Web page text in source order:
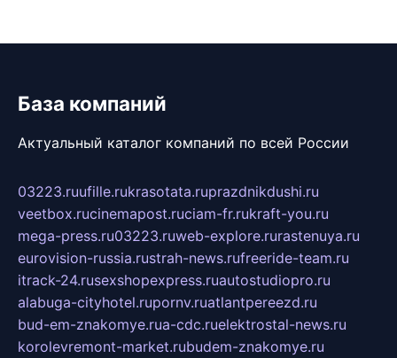
База компаний
Актуальный каталог компаний по всей России
03223.ruufille.rukrasotata.ruprazdnikdushi.ru
veetbox.rucinemapost.ruciam-fr.rukraft-you.ru
mega-press.ru03223.ruweb-explore.rurastenuya.ru
eurovision-russia.rustrah-news.rufreeride-team.ru
itrack-24.rusexshopexpress.ruautostudiopro.ru
alabuga-cityhotel.rupornv.ruatlantpereezd.ru
bud-em-znakomye.rua-cdc.ruelektrostal-news.ru
korolevremont-market.rubudem-znakomye.ru